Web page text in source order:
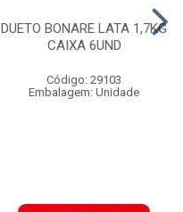
DUETO BONARE LATA 1,7KG
CAIXA 6UND
Código: 29103
Embalagem: Unidade